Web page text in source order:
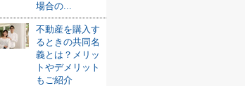
場合の...
不動産を購入す
るときの共同名
義とは？メリッ
トやデメリット
もご紹介